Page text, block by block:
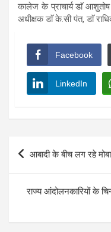
कालेज के प्राचार्य डाॅ
अधीक्षक डाॅ के.सी पंत, डाॅ
Facebook
LinkedIn
Post
आबादी के बीच लग रहे
राज्य आंदोलनकारियों के